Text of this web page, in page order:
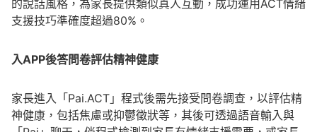
的說話風格，為家長提供類似真人互動，成功運用ACT情緒
支援技巧準確度超過80%。
入APP後答問卷評估精神健康
家長進入「Pai.ACT」程式後需先接受問卷調查，以評估精
神健康，包括焦慮或抑鬱徵狀等，其後可透過語音輸入與